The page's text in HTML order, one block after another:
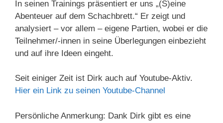
In seinen Trainings präsentiert er uns „(S)eine
Abenteuer auf dem Schachbrett.“ Er zeigt und
analysiert – vor allem – eigene Partien, wobei er die
Teilnehmer/-innen in seine Überlegungen einbezieht
und auf ihre Ideen eingeht.
Seit einiger Zeit ist Dirk auch auf Youtube-Aktiv.
Hier ein Link zu seinen Youtube-Channel
Persönliche Anmerkung: Dank Dirk gibt es eine